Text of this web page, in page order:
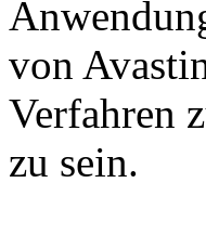
von
Verfahren
zu sein.